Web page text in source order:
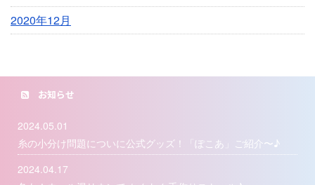
2020年12月
お知らせ
2024.05.01
糸の小分け問題についに公式グッズ！「ぽこあ」ご紹介〜♪
2024.04.17